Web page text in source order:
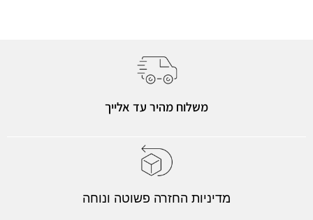
משלוח מהיר עד אלייך
מדיניות החזרה פשוטה ונוחה